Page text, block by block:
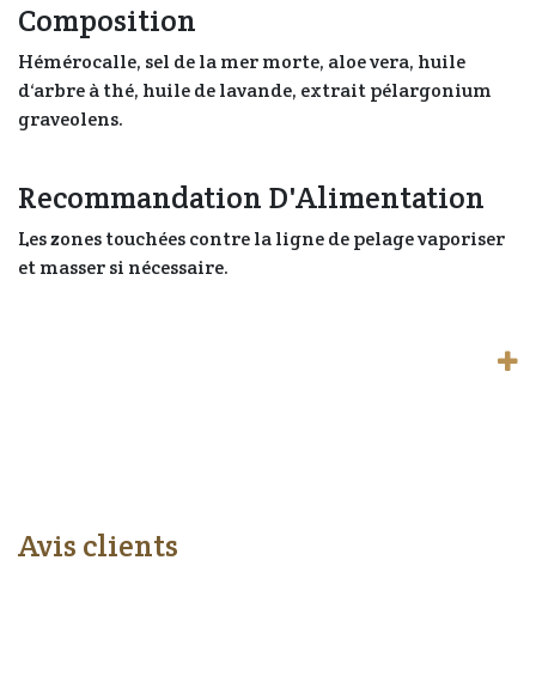
Composition
Hémérocalle, sel de la mer morte, aloe vera, huile
d‘arbre à thé, huile de lavande, extrait pélargonium
graveolens.
Recommandation D'Alimentation
Les zones touchées contre la ligne de pelage vaporiser
et masser si nécessaire.
Avis clients